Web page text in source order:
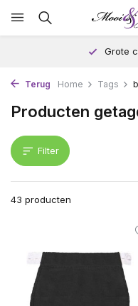
Grote
Terug Home Tags
Producten
Filter
43 producten